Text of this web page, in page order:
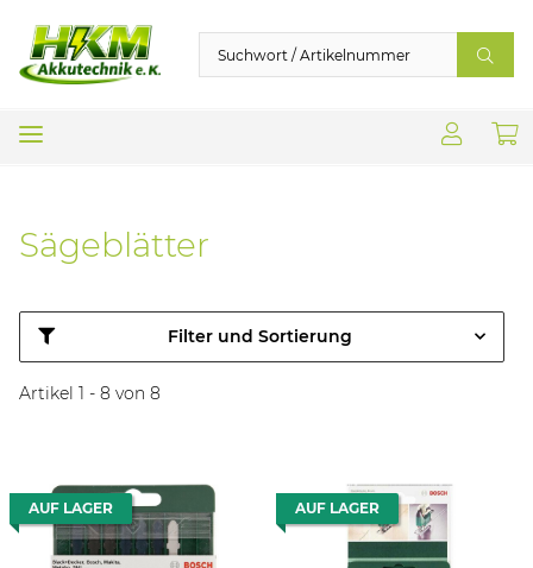
Sägeblätter
Filter und Sortierung
Artikel 1 - 8 von 8
AUF LAGER AUF LAGER